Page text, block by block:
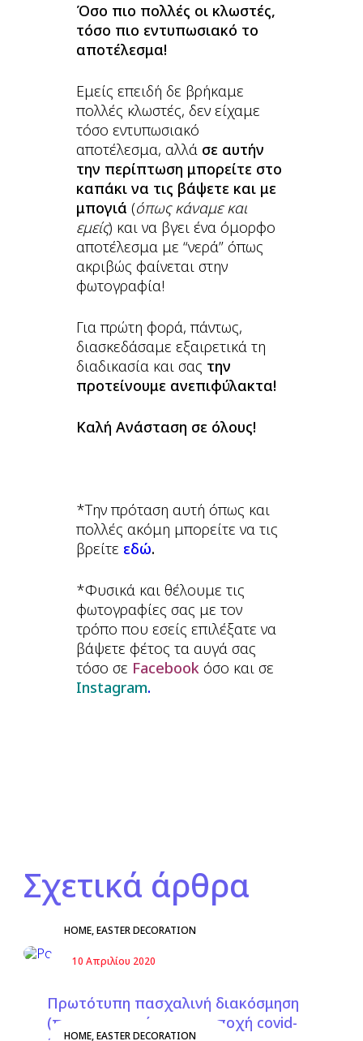
Όσο πιο πολλές οι κλωστές,
τόσο πιο εντυπωσιακό το
αποτέλεσμα!
Εμείς επειδή δε βρήκαμε
πολλές κλωστές, δεν είχαμε
τόσο εντυπωσιακό
αποτέλεσμα, αλλά σε αυτήν
την περίπτωση μπορείτε στο
καπάκι να τις βάψετε και με
μπογιά (όπως κάναμε και
εμείς) και να βγει ένα όμορφο
αποτέλεσμα με “νερά” όπως
ακριβώς φαίνεται στην
φωτογραφία!
Για πρώτη φορά, πάντως,
διασκεδάσαμε εξαιρετικά τη
διαδικασία και σας την
προτείνουμε ανεπιφύλακτα!
Καλή Ανάσταση σε όλους!
*Την πρόταση αυτή όπως και
πολλές ακόμη μπορείτε να τις
βρείτε εδώ.
*Φυσικά και θέλουμε τις
φωτογραφίες σας με τον
τρόπο που εσείς επιλέξατε να
βάψετε φέτος τα αυγά σας
τόσο σε Facebookόσο και σε
Instagram.
Σχετικά άρθρα
HOME, EASTER DECORATION
10 Απριλίου 2020
Πρωτότυπη πασχαλινή διακόσμηση
(προσαρμοσμένη στην εποχή covid-
HOME, EASTER DECORATION